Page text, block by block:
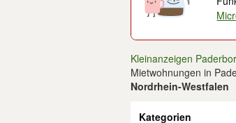
Kleinanzeigen
Mietwohnungen in
Nordrhein-Westfalen
Kategorien